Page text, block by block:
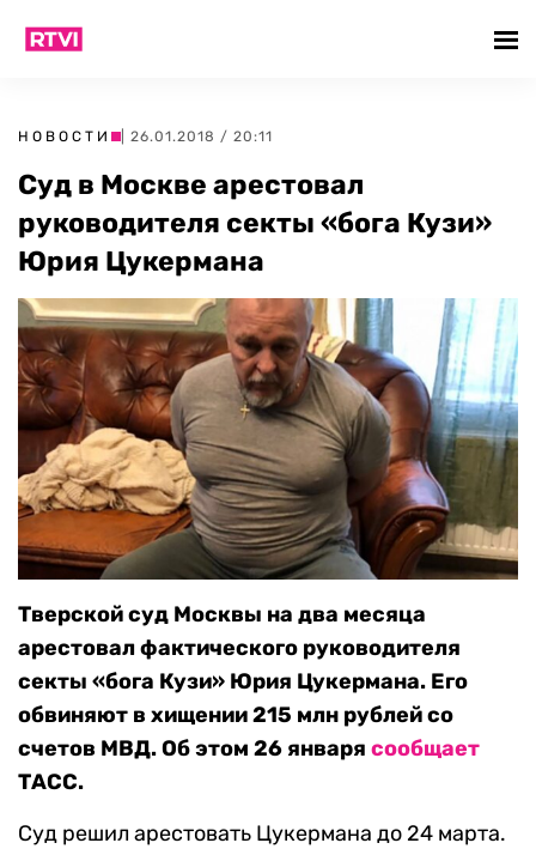
НОВОСТИ | 26.01.2018 / 20:11
Суд в Москве арестовал
руководителя секты «бога Кузи»
Юрия Цукермана
Тверской суд Москвы на два месяца
арестовал фактического руководителя
секты «бога Кузи» Юрия Цукермана. Его
обвиняют в хищении 215 млн рублей со
счетов МВД. Об этом 26 января сообщает
ТАСС.
Суд решил арестовать Цукермана до 24 марта.